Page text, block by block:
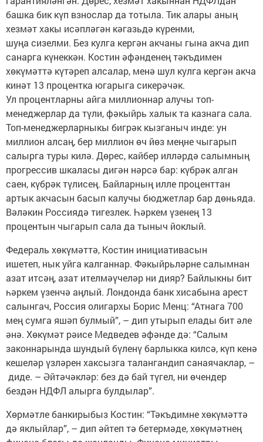
башка бик күп взнослар да тотыла. Тик алары аның
хезмәт хакы исәпләгән кәгазьдә күренми,
шуңа сизелми. Без кулга кергән акчаны гына акча дип
санарга күнеккән. Костин әфәнденең тәкъдимен
хөкүмәттә күтәреп алсалар, менә шул кулга кергән акча
кинәт 13 процентка югарыга сикерәчәк.
Ул процентларны айга миллионнар алучы топ-
менеджерлар да түли, фәкыйрь халык та казнага сала.
Топ-менеджерларныкы бигрәк кызганыч инде: ун
миллион алсаң, бер миллион өч йөз меңне чыгарып
салырга туры килә. Дөрес, кайбер илләрдә салымның
прогрессив шкаласы дигән нәрсә бар: күбрәк алган
саен, күбрәк түлисең. Байларның илле проценттан
артык акчасын басып калучы бюджетлар бар дөньяда.
Вәләкин Россиядә тигезлек. Һәркем үзенең 13
процентын чыгарып сала да тыныч йоклый.
​Федераль хөкүмәттә, Костин инициативасын
ишетеп, нык уйга калганнар. Фәкыйрьләрне салымнан
азат итсәң, азат ителмәүчеләр ни дияр? Байлыкны бит
һәркем үзенчә аңлый. Лондонда банк хисабына арест
салынгач, Россия олигархы Борис Менц: “Атнага 700
мең сумга яшәп булмый”, – дип утырып елады бит әле
әнә. Хөкүмәт рәисе Медведев әфәнде дә: “Салым
законнарында шундый бүленү барлыкка килсә, күп кенә
кешеләр үзләрен хаксызга талангандип санаячаклар, –
диде. – Әйтәчәкләр: без дә бай түгел, ни өчендер
бездән НДФЛ алырга булдылар”.
​Хөрмәтле банкирыбыз Костин: “Тәкъдимне хөкүмәттә
дә яклыйлар”, – дип әйтеп тә бетермәде, хөкүмәтнең